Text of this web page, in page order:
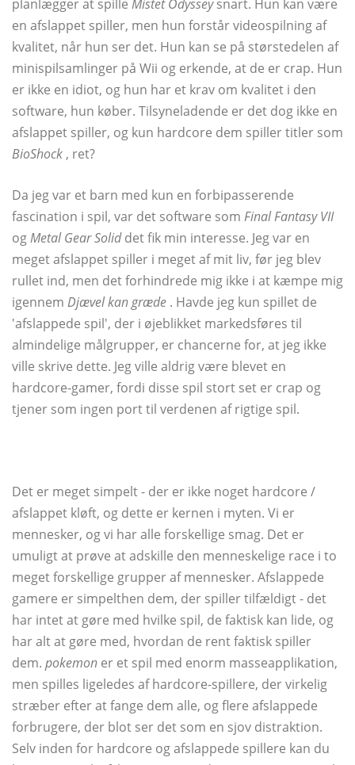
planlægger at spille Mistet Odysseysnart. Hun kan være
en afslappet spiller, men hun forstår videospilning af
kvalitet, når hun ser det. Hun kan se på størstedelen af ​​
minispilsamlinger på Wii og erkende, at de er crap. Hun
er ikke en idiot, og hun har et krav om kvalitet i den
software, hun køber. Tilsyneladende er det dog ikke en
afslappet spiller, og kun hardcore dem spiller titler som
BioShock , ret?
Da jeg var et barn med kun en forbipasserende
fascination i spil, var det software som Final Fantasy VII
ogMetal Gear Soliddet fik min interesse. Jeg var en
meget afslappet spiller i meget af mit liv, før jeg blev
rullet ind, men det forhindrede mig ikke i at kæmpe mig
igennem Djævel kan græde . Havde jeg kun spillet de
'afslappede spil', der i øjeblikket markedsføres til
almindelige målgrupper, er chancerne for, at jeg ikke
ville skrive dette. Jeg ville aldrig være blevet en
hardcore-gamer, fordi disse spil stort set er crap og
tjener som ingen port til verdenen af ​​rigtige spil.
Det er meget simpelt - der er ikke noget hardcore /
afslappet kløft, og dette er kernen i myten. Vi er
mennesker, og vi har alle forskellige smag. Det er
umuligt at prøve at adskille den menneskelige race i to
meget forskellige grupper af mennesker. Afslappede
gamere er simpelthen dem, der spiller tilfældigt - det
har intet at gøre med hvilke spil, de faktisk kan lide, og
har alt at gøre med, hvordan de rent faktisk spiller
dem. pokemon er et spil med enorm masseapplikation,
men spilles ligeledes af hardcore-spillere, der virkelig
stræber efter at fange dem alle, og flere afslappede
forbrugere, der blot ser det som en sjov distraktion.
Selv inden for hardcore og afslappede spillere kan du